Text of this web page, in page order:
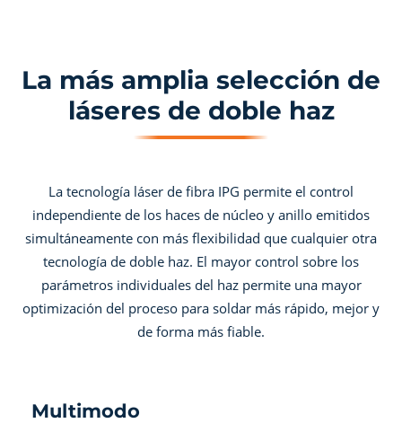
La más amplia selección de
láseres de doble haz
La tecnología láser de fibra IPG permite el control
independiente de los haces de núcleo y anillo emitidos
simultáneamente con más flexibilidad que cualquier otra
tecnología de doble haz. El mayor control sobre los
parámetros individuales del haz permite una mayor
optimización del proceso para soldar más rápido, mejor y
de forma más fiable.
Multimodo